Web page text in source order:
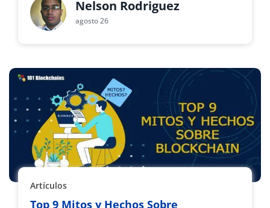
Nelson Rodriguez
agosto 26
Artículos
Top 9 Mitos y Hechos Sobre